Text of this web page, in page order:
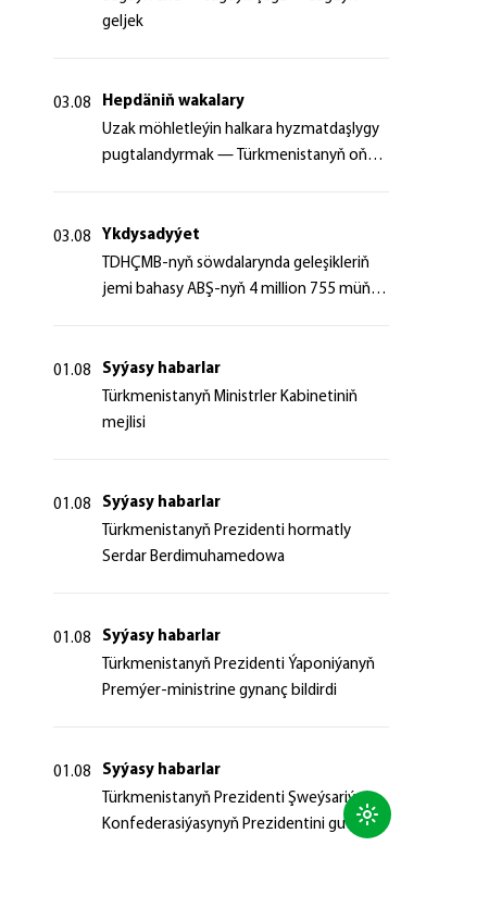
geljek
03.08
Hepdäniň wakalary
Uzak möhletleýin halkara hyzmatdaşlygy
pugtalandyrmak — Türkmenistanyň oňyn
03.08
Ykdysadyýet
TDHÇMB-nyň söwdalarynda geleşikleriň
jemi bahasy ABŞ-nyň 4 million 755 müň
01.08
Syýasy habarlar
Türkmenistanyň Ministrler Kabinetiniň
mejlisi
01.08
Syýasy habarlar
Türkmenistanyň Prezidenti hormatly
Serdar Berdimuhamedowa
01.08
Syýasy habarlar
Türkmenistanyň Prezidenti Ýaponiýanyň
Premýer-ministrine gynanç bildirdi
01.08
Syýasy habarlar
Türkmenistanyň Prezidenti Şweýsariýa
Konfederasiýasynyň Prezidentini gutlady